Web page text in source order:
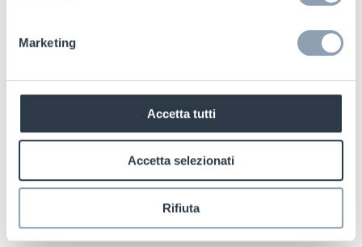
Marketing
Accetta tutti
Accetta selezionati
Rifiuta